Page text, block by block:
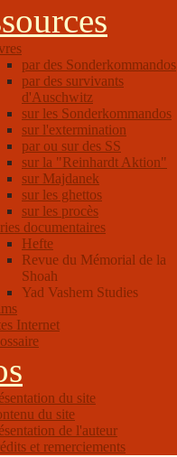
par des Sonderkommandos
par des survivants
d'Auschwitz
sur les Sonderkommandos
sur l'extermination
par ou sur des SS
sur la "Reinhardt Aktion"
sur Majdanek
sur les ghettos
sur les procès
documentaires
Hefte
Revue du Mémorial de la
Shoah
Yad Vashem Studies
Internet
du site
du site
de l'auteur
et remerciements